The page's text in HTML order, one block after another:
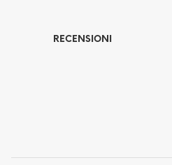
RECENSIONI